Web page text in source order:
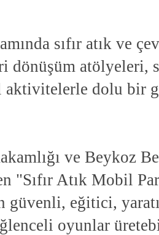
sıfır atık ve
dönüşüm atölyeleri,
aktivitelerle dolu bir
ve Beykoz
"Sıfır Atık Mobil
güvenli, eğitici,
oyunlar